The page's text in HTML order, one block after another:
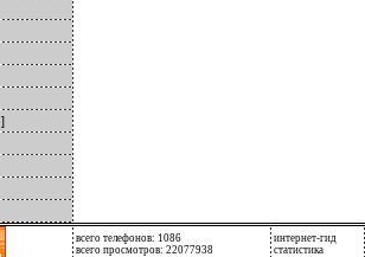
]
всего телефонов: 1086
всего просмотров: 22077938
интернет-гид
статистика